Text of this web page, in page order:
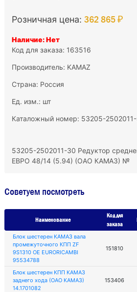
Розничная цена: 362 865 ₽
Наличие: Нет
Код для заказа: 163516
Производитель: KAMAZ
Страна: Россия
Ед. изм.: шт
Каталожный номер: 53205-
53205-2502011-30 Редуктор
ЕВРО 48/14 (5.94) (ОАО КАМАЗ) №
Советуем посмотреть
Наименование
Код для
заказа
Блок шестерен КАМАЗ вала
промежуточного КПП ZF
9S1310 OE EURORICAMBI
95534788
151810
Блок шестерен КПП КАМАЗ
заднего хода (ОАО КАМАЗ)
14.1701082
153406